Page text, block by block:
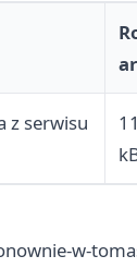
ar
z serwisu
w-